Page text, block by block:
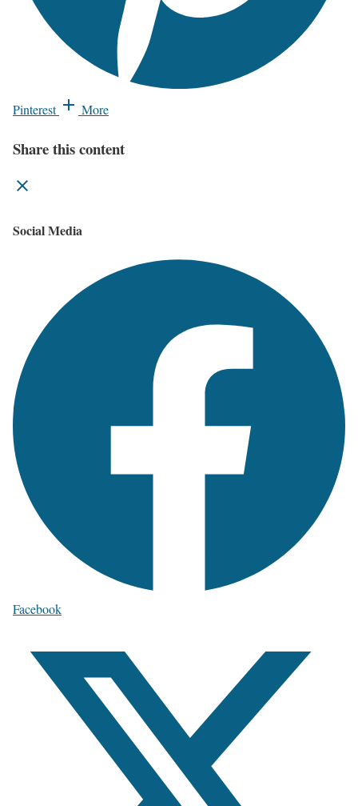
Pinterest More
Share this content
Social Media
Facebook